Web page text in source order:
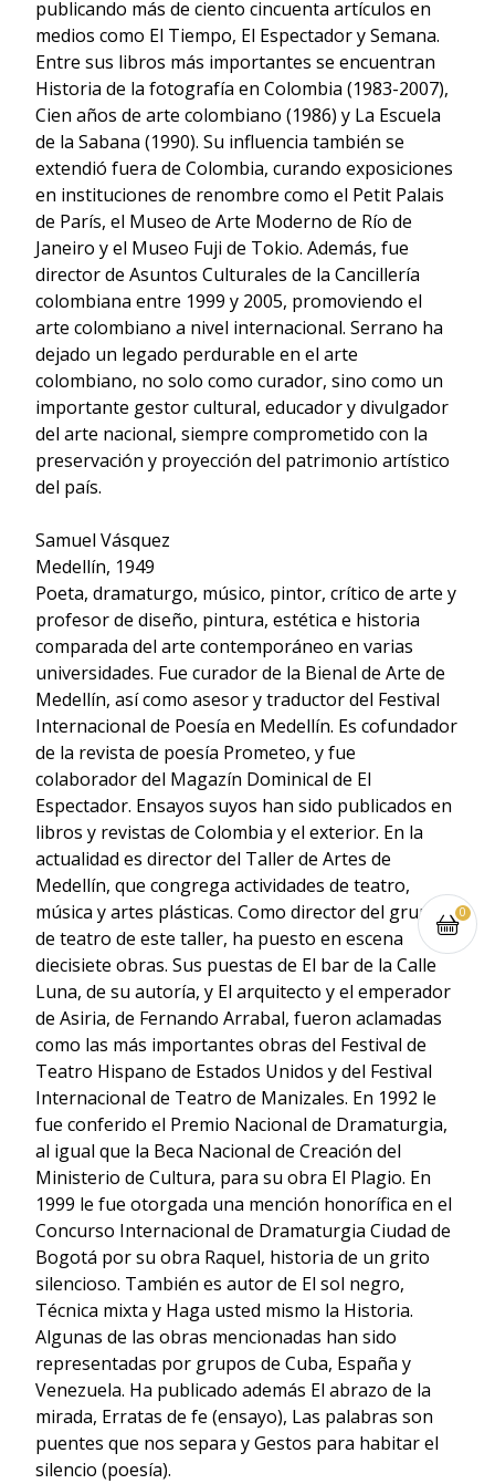
0
publicando más de ciento cincuenta artículos en
medios como El Tiempo, El Espectador y Semana.
Entre sus libros más importantes se encuentran
Historia de la fotografía en Colombia (1983-2007),
Cien años de arte colombiano (1986) y La Escuela
de la Sabana (1990). Su influencia también se
extendió fuera de Colombia, curando exposiciones
en instituciones de renombre como el Petit Palais
de París, el Museo de Arte Moderno de Río de
Janeiro y el Museo Fuji de Tokio. Además, fue
director de Asuntos Culturales de la Cancillería
colombiana entre 1999 y 2005, promoviendo el
arte colombiano a nivel internacional. Serrano ha
dejado un legado perdurable en el arte
colombiano, no solo como curador, sino como un
importante gestor cultural, educador y divulgador
del arte nacional, siempre comprometido con la
preservación y proyección del patrimonio artístico
del país.
Samuel Vásquez
Medellín, 1949
Poeta, dramaturgo, músico, pintor, crítico de arte y
profesor de diseño, pintura, estética e historia
comparada del arte contemporáneo en varias
universidades. Fue curador de la Bienal de Arte de
Medellín, así como asesor y traductor del Festival
Internacional de Poesía en Medellín. Es cofundador
de la revista de poesía Prometeo, y fue
colaborador del Magazín Dominical de El
Espectador. Ensayos suyos han sido publicados en
libros y revistas de Colombia y el exterior. En la
actualidad es director del Taller de Artes de
Medellín, que congrega actividades de teatro,
música y artes plásticas. Como director del grupo
de teatro de este taller, ha puesto en escena
diecisiete obras. Sus puestas de El bar de la Calle
Luna, de su autoría, y El arquitecto y el emperador
de Asiria, de Fernando Arrabal, fueron aclamadas
como las más importantes obras del Festival de
Teatro Hispano de Estados Unidos y del Festival
Internacional de Teatro de Manizales. En 1992 le
fue conferido el Premio Nacional de Dramaturgia,
al igual que la Beca Nacional de Creación del
Ministerio de Cultura, para su obra El Plagio. En
1999 le fue otorgada una mención honorífica en el
Concurso Internacional de Dramaturgia Ciudad de
Bogotá por su obra Raquel, historia de un grito
silencioso. También es autor de El sol negro,
Técnica mixta y Haga usted mismo la Historia.
Algunas de las obras mencionadas han sido
representadas por grupos de Cuba, España y
Venezuela. Ha publicado además El abrazo de la
mirada, Erratas de fe (ensayo), Las palabras son
puentes que nos separa y Gestos para habitar el
silencio (poesía).